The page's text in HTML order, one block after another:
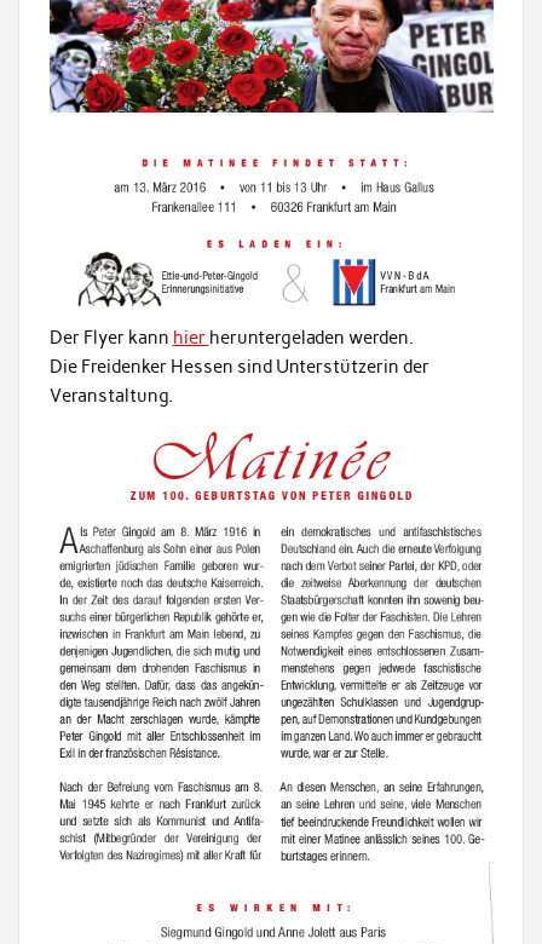
Der Flyer kann hier heruntergeladen werden.
Die Freidenker Hessen sind Unterstützerin der
Veranstaltung.